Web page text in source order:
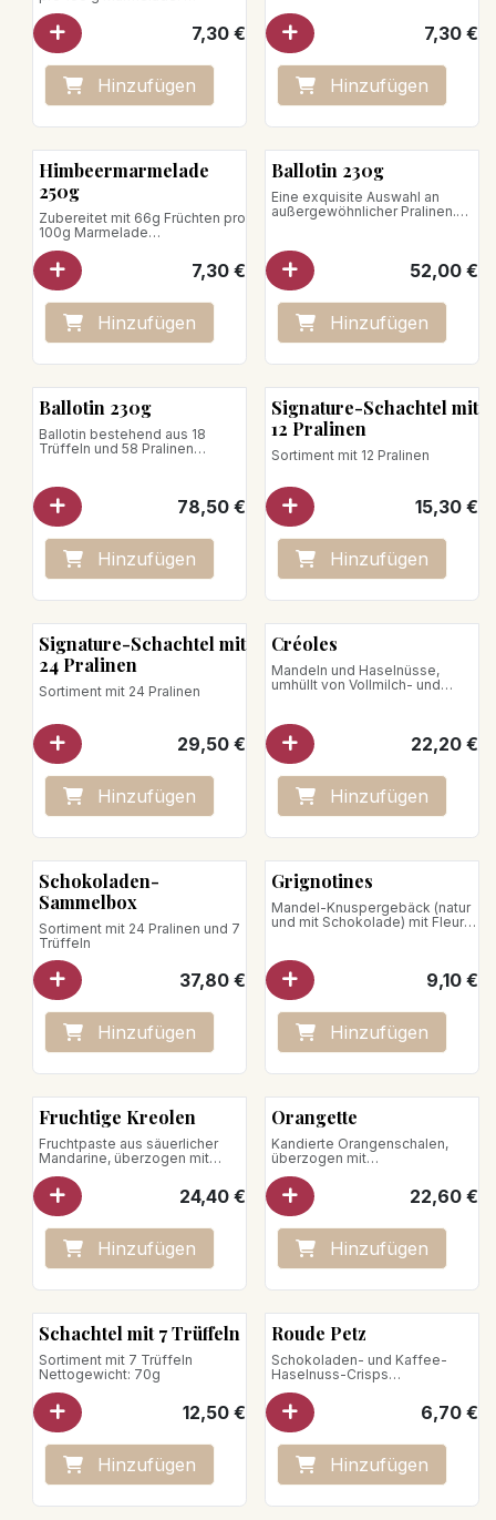
Gesamtzuckergehalt: 58 g pro
100 g Marmelade.
Nettogewicht: 250g
Veganes Produkt
7,30€
Hinzufügen
Nettogewicht: 250g
Veganes Produkt
7,30€
Hinzufügen
Himbeermarmelade
250g
Zubereitet mit 66g Früchten pro
100g Marmelade
100g Marmelade
Nettogewicht: 250g
Veganes Produkt
7,30€
Hinzufügen
Ballotin 230g
Eine exquisite Auswahl an
außergewöhnlicher Pralinen.
für einen genussvollen
Moment.
Die Schachtel enthält 15 Trüffel
52,00€
Hinzufügen
Ballotin 230g
Ballotin bestehend aus 18
Trüffeln und 58 Pralinen
78,50€
Hinzufügen
Signature-Schachtel mit
12 Pralinen
Sortiment mit 12 Pralinen
15,30€
Hinzufügen
Signature-Schachtel mit
24 Pralinen
Sortiment mit 24 Pralinen
29,50€
Hinzufügen
Créoles
Mandeln und Haselnüsse,
umhüllt von Vollmilch- und
22,20€
Hinzufügen
Schokoladen-
Sammelbox
Sortiment mit 24 Pralinen und 7
Trüffeln
37,80€
Hinzufügen
Grignotines
Mandel-Knuspergebäck (natur
und mit Schokolade) mit Fleur
9,10€
Hinzufügen
Fruchtige Kreolen
Fruchtpaste aus säuerlicher
Mandarine, überzogen mit
weißer Schokolade
Pistazien-Mandel-Paste,
überzogen mit weißer
Schokolade
Kandierte Zitrone, überzogen
mit weißer Schokolade
Nettogewicht : 200g
24,40€
Hinzufügen
Orangette
Kandierte Orangenschalen,
überzogen mit
Zartbitterschokolade
Veganes Produkt
Nettogewicht: 180g
22,60€
Hinzufügen
Schachtel mit 7 Trüffeln
Sortiment mit 7 Trüffeln
Nettogewicht: 70g
12,50€
Hinzufügen
Roude Petz
Schokoladen- und Kaffee-
Haselnuss-Crisps
6,70€
Hinzufügen